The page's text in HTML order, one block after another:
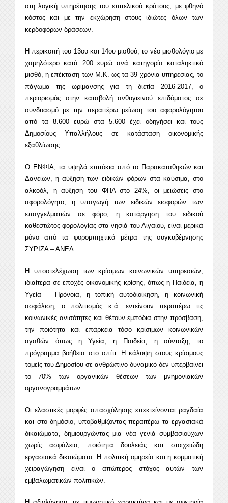
στη λογική υπηρέτησης του επιτελικού κράτους, με φθηνό
κόστος και με την εκχώρηση στους ιδιώτες όλων των
κερδοφόρων δράσεων.
Η περικοπή του 13ου και 14ου μισθού, το νέο μισθολόγιο με
χαμηλότερο κατά 200 ευρώ ανά κατηγορία καταληκτικό
μισθό, η επέκταση των Μ.Κ. ως τα 39 χρόνια υπηρεσίας, το
πάγωμα της ωρίμανσης για τη διετία 2016-2017, ο
περιορισμός στην καταβολή ανθυγιεινού επιδόματος σε
συνδυασμό με την περαιτέρω μείωση του αφορολόγητου
από τα 8.600 ευρώ στα 5.600 έχει οδηγήσει και τους
Δημοσίους Υπαλλήλους σε κατάσταση οικονομικής
εξαθλίωσης.
Ο ΕΝΦΙΑ, τα υψηλά επιτόκια από το Παρακαταθηκών και
Δανείων, η αύξηση των ειδικών φόρων στα καύσιμα, στο
αλκοόλ, η αύξηση του ΦΠΑ στο 24%, οι μειώσεις στο
αφορολόγητο, η υπαγωγή των ειδικών εισφορών των
επαγγελματιών σε φόρο, η κατάργηση του ειδικού
καθεστώτος φορολογίας στα νησιά του Αιγαίου, είναι μερικά
μόνο από τα φορομπηχτικά μέτρα της συγκυβέρνησης
ΣΥΡΙΖΑ – ΑΝΕΛ.
Η υποστελέχωση των κρίσιμων κοινωνικών υπηρεσιών,
ιδιαίτερα σε εποχές οικονομικής κρίσης, όπως η Παιδεία, η
Υγεία – Πρόνοια, η τοπική αυτοδιοίκηση, η κοινωνική
ασφάλιση, ο πολιτισμός κ.ά. εντείνουν περαιτέρω τις
κοινωνικές ανισότητες και θέτουν εμπόδια στην πρόσβαση,
την ποιότητα και επάρκεια τόσο κρίσιμων κοινωνικών
αγαθών όπως η Υγεία, η Παιδεία, η σύνταξη, το
πρόγραμμα βοήθεια στο σπίτι. Η κάλυψη στους κρίσιμους
τομείς του Δημοσίου σε ανθρώπινο δυναμικό δεν υπερβαίνει
το 70% των οργανικών θέσεων των μνημονιακών
οργανογραμμάτων.
Οι ελαστικές μορφές απασχόλησης επεκτείνονται ραγδαία
και στο δημόσιο, υποβαθμίζοντας περαιτέρω τα εργασιακά
δικαιώματα, δημιουργώντας μια νέα γενιά συμβασιούχων
χωρίς ασφάλεια, ποιότητα δουλειάς και στοιχειώδη
εργασιακά δικαιώματα. Η πολιτική ομηρεία και η κομματική
χειραγώγηση είναι ο απώτερος στόχος αυτών των
εμβαλωματικών πολιτικών.